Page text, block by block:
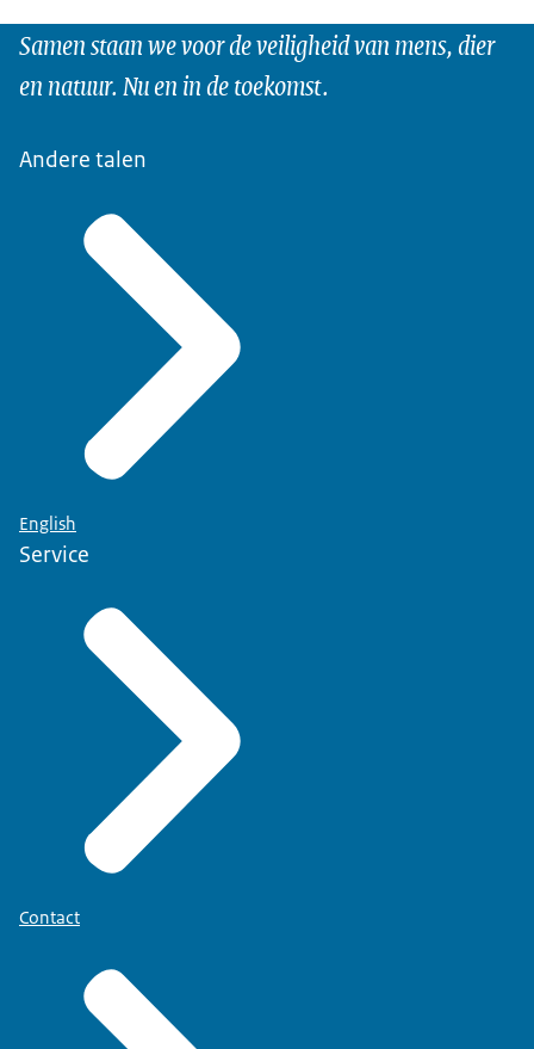
Samen staan we voor de veiligheid van mens, dier
en natuur. Nu en in de toekomst.
Andere talen
English
Service
Contact